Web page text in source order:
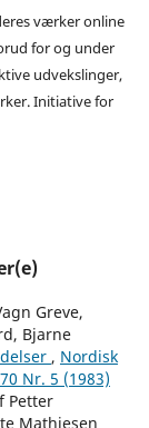
værker online
for og under
udvekslinger,
Initiative for
Greve,
Bjarne
, Nordisk
Nr. 5 (1983)
Petter
Mathiesen